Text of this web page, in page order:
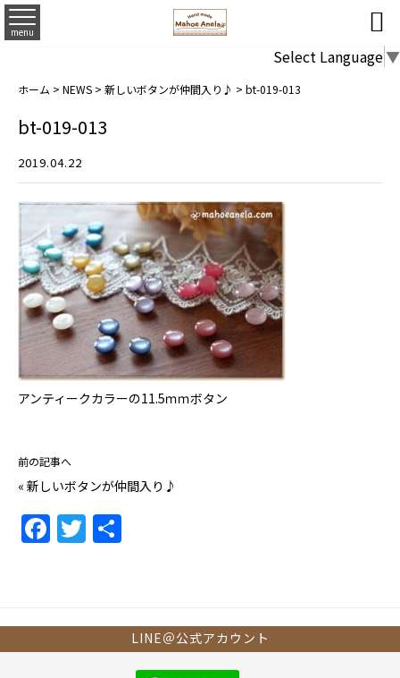
menu 
Select Language▼
ホーム > NEWS > 新しいボタンが仲間入り♪ > bt-019-013
bt-019-013
2019.04.22
アンティークカラーの11.5ｍｍボタン
前の記事へ
« 新しいボタンが仲間入り♪
F
a
b
T
w
LINE＠公式アカウント